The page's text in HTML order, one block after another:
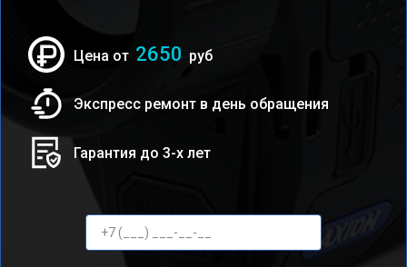
Цена от 2650 руб
Экспресс ремонт в день обращения
Гарантия до 3-х лет